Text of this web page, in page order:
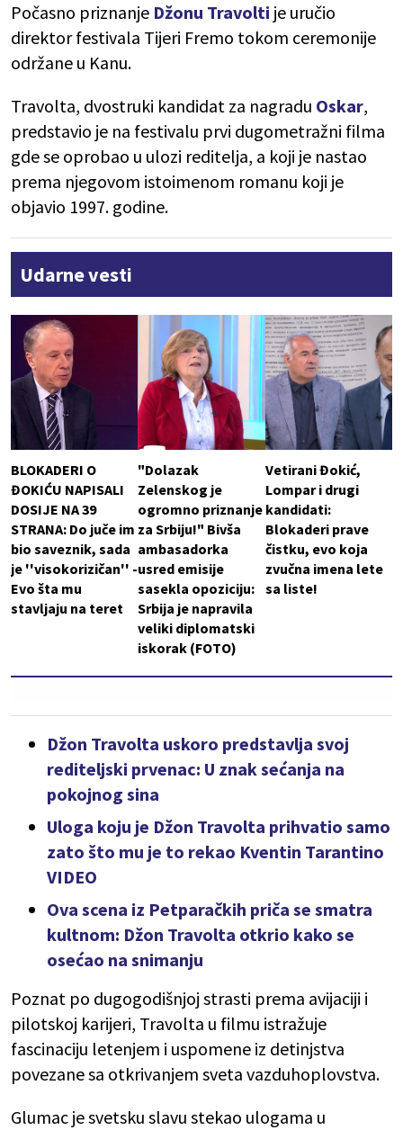
Počasno priznanje Džonu Travolti je uručio
direktor festivala Tijeri Fremo tokom ceremonije
održane u Kanu.
Travolta, dvostruki kandidat za nagradu Oskar,
predstavio je na festivalu prvi dugometražni filma
gde se oprobao u ulozi reditelja, a koji je nastao
prema njegovom istoimenom romanu koji je
objavio 1997. godine.
Udarne vesti
BLOKADERI O
ĐOKIĆU NAPISALI
DOSIJE NA 39
STRANA: Do juče im
bio saveznik, sada
je ''visokorizičan'' -
Evo šta mu
stavljaju na teret
"Dolazak
Zelenskog je
ogromno priznanje
za Srbiju!" Bivša
ambasadorka
usred emisije
sasekla opoziciju:
Srbija je napravila
veliki diplomatski
iskorak (FOTO)
Vetirani Đokić,
Lompar i drugi
kandidati:
Blokaderi prave
čistku, evo koja
zvučna imena lete
sa liste!
Džon Travolta uskoro predstavlja svoj
rediteljski prvenac: U znak sećanja na
pokojnog sina
Uloga koju je Džon Travolta prihvatio samo
zato što mu je to rekao Kventin Tarantino
VIDEO
Ova scena iz Petparačkih priča se smatra
kultnom: Džon Travolta otkrio kako se
osećao na snimanju
Poznat po dugogodišnjoj strasti prema avijaciji i
pilotskoj karijeri, Travolta u filmu istražuje
fascinaciju letenjem i uspomene iz detinjstva
povezane sa otkrivanjem sveta vazduhoplovstva.
Glumac je svetsku slavu stekao ulogama u